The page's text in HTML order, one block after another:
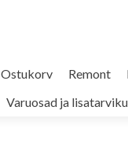
Ostukorv Remont
Varuosad ja